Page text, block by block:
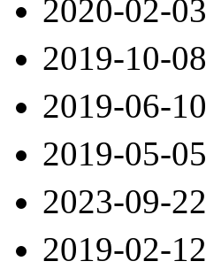
2020-02-03
2019-10-08
2019-06-10
2019-05-05
2023-09-22
2019-02-12